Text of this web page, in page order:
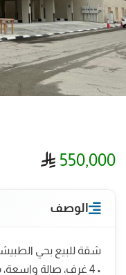
550,000
الوصف
شقة للبيع بحي الطبيشي
• 4 غرف، صالة واسعة، مطبخ راكب